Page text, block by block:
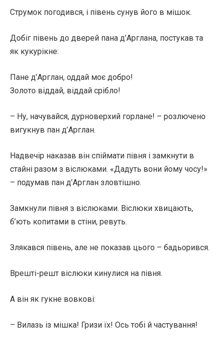
Струмок погодився, і півень сунув його в мішок.
Добіг півень до дверей пана д’Арглана, постукав та
як кукурікне:
Пане д’Арглан, оддай моє добро!
Золото віддай, віддай срібло!
– Ну, начувайся, дурноверхий горлане! – розлючено
вигукнув пан д’Арглан.
Надвечір наказав він спіймати півня і замкнути в
стайні разом з віслюками. «Дадуть вони йому чосу!»
– подумав пан д’Арглан зловтішно.
Замкнули півня з віслюками. Віслюки хвицають,
б’ють копитами в стіни, ревуть.
Злякався півень, але не показав цього – бадьорився.
Врешті-решт віслюки кинулися на півня.
А він як гукне вовкові:
– Вилазь із мішка! Гризи їх! Ось тобі й частування!